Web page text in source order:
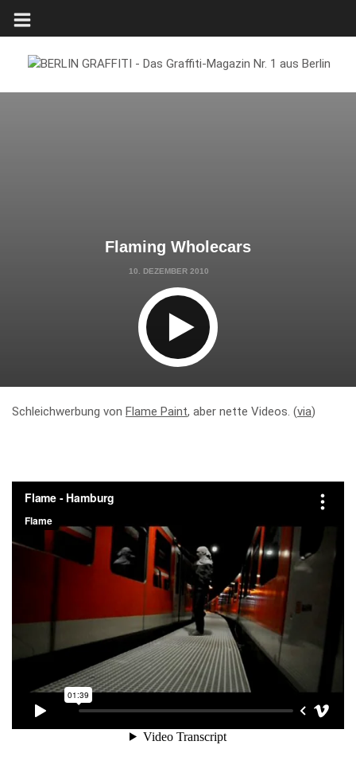
Flaming Wholecars
10. DEZEMBER 2010
Schleichwerbung von Flame Paint, aber nette Videos. (via)